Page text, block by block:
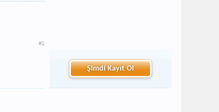
#1
Şimdi Kayıt Ol